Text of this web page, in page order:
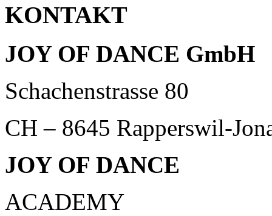
KONTAKT
JOY OF DANCE GmbH
Schachenstrasse 80
CH – 8645 Rapperswil-
JOY OF DANCE
ACADEMY